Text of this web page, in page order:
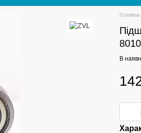
Головна
В